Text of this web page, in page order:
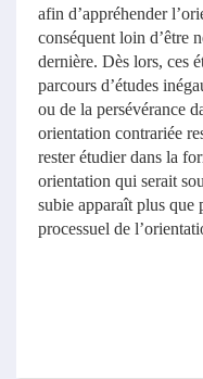
afin d’appréhender
conséquent loin d’être
dernière. Dès lors, ces
parcours d’études
ou de la persévérance
orientation contrariée
rester étudier dans la
orientation qui serait
subie apparaît plus que
processuel de